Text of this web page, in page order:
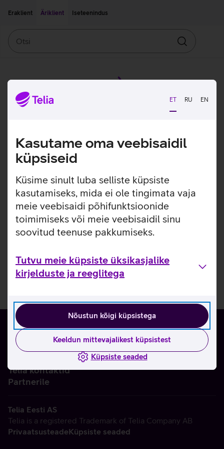
ET RU EN
Kasutame oma veebisaidil
küpsiseid
Küsime sinult luba selliste küpsiste
kasutamiseks, mida ei ole tingimata vaja
meie veebisaidi põhifunktsioonide
toimimiseks või meie veebisaidil sinu
soovitud teenuse pakkumiseks.
Tutvu meie küpsiste üksikasjalike
kirjelduste ja reeglitega
Nõustun kõigi küpsistega
Keeldun mittevajalikest küpsistest
Küpsiste seaded
Eraklient
Äriklient Iseteenindus
Otsin
Telia kontaktid
Partnerile
Telia Eesti AS
Telia is a registered Trademark of Telia Company AB
PrivaatsusteadeKüpsiste seaded